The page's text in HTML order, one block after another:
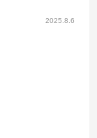
2025.8.6